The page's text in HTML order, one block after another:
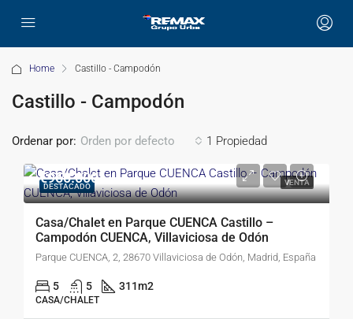
Home Castillo - Campodón
Castillo - Campodón
1 Propiedad
Ordenar por: Orden por defecto
DESTACADO VENTA
€950.000
Casa/Chalet en Parque CUENCA Castillo –
Campodón CUENCA, Villaviciosa de Odón
Parque CUENCA, 2, 28670 Villaviciosa de Odón, Madrid, España
5 5 311m2
CASA/CHALET